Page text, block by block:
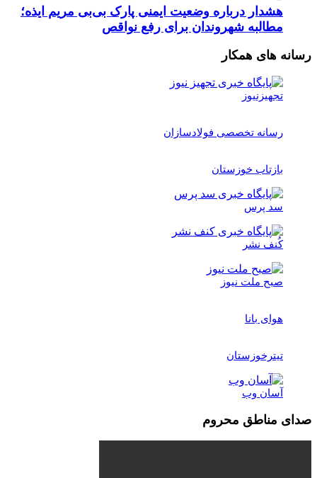
هشدار درباره وضعیت ایمنی پارک بی‌بی مریم ایذه؛
مطالبه شهروندان برای رفع نواقص
رسانه های همکار
تجهیزنیوز
رسانه تخصصی فولادسازان
بازتاب خوزستان
سد پرس
کُنف نشر
صبح ملت نیوز
هوای بانا
تیترخوزستان
آسان وب
صدای مناطق محروم